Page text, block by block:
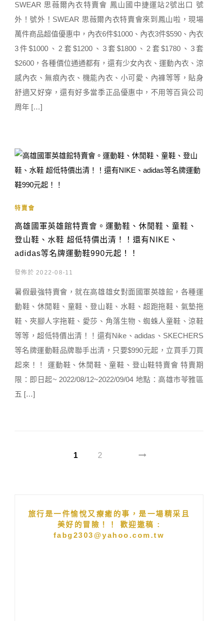
SWEAR 思薇爾內衣特賣會 鳳山國中捷運站2號出口 號
外！號外！SWEAR 思薇爾內衣特賣會來到鳳山啦，現場
萬件商品超值優惠中，內衣6件$1000、內衣3件$590、內衣
3件$1000、2套$1200、3套$1800、2套$1780、3套
$2600，各種價位通通都有，還有少女內衣、運動內衣、涼
感內衣、無痕內衣、機能內衣、小可愛、內褲等等，貼身
舒適又好穿，還有好多當季正品優惠中，不用等百貨公司
周年 […]
特賣會
高雄國軍英雄館特賣會。運動鞋、休閒鞋、童鞋、
登山鞋、水鞋 超低特價出清！！還有NIKE、
adidas等名牌運動鞋990元起！！
發佈於 2022-08-11
暑假最強特賣會，就在高雄雄女對面國軍英雄館，各種運
動鞋、休閒鞋、童鞋、登山鞋、水鞋、超跑拖鞋、氣墊拖
鞋、夾腳人字拖鞋、愛莎、角落生物、蜘蛛人童鞋、涼鞋
等等，超低特價出清！！還有Nike、adidas、SKECHERS
等名牌運動鞋品牌聯手出清，只要$990元起，立買手刀買
起來！！ 運動鞋、休閒鞋、童鞋、登山鞋特賣會 特賣期
限：即日起~ 2022/08/12~2022/09/04 地點：高雄市苓雅區
五 […]
1 2
旅行是一件愉悅又療癒的事，是一場精采且
美好的冒險！！ 歡迎邀稿 :
fabg2303@yahoo.com.tw